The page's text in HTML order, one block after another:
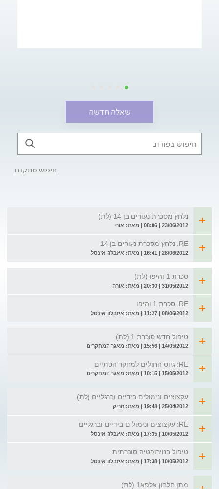
שאלה חדשה
חיפוש מתקדם
נלחץ מסכרת נעורים בן 14 (לת)
23/06/2012 | 08:06 | מאת: אורי
RE: נלחץ מסכרת נעורים בן 14
28/06/2012 | 16:41 | מאת: איזבלה אינסל
סכרת 1 והיפו (לת)
31/05/2012 | 20:30 | מאת: אורה
RE: סכרת 1 והיפו
08/06/2012 | 11:27 | מאת: איזבלה אינסל
טיפול חדש סוכרת 1 (לת)
14/05/2012 | 15:56 | מאת: מאגר המחקרים
RE: גיוס החולים למחקר הסתיים
15/05/2012 | 10:15 | מאת: מאגר המחקרים
עקצוצים ונימולים בידיים וברגליים (לת)
25/04/2012 | 19:48 | מאת: זוריק
RE: עקצוצים ונימולים בידיים וברגליים
10/05/2012 | 17:35 | מאת: איזבלה אינסל
טיפול בנוירופטיה סוכרתית
10/05/2012 | 17:38 | מאת: איזבלה אינסל
מתן חלבון אלפא1 (לת)